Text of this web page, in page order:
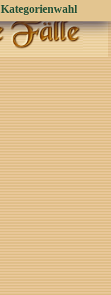
Kategorienwahl